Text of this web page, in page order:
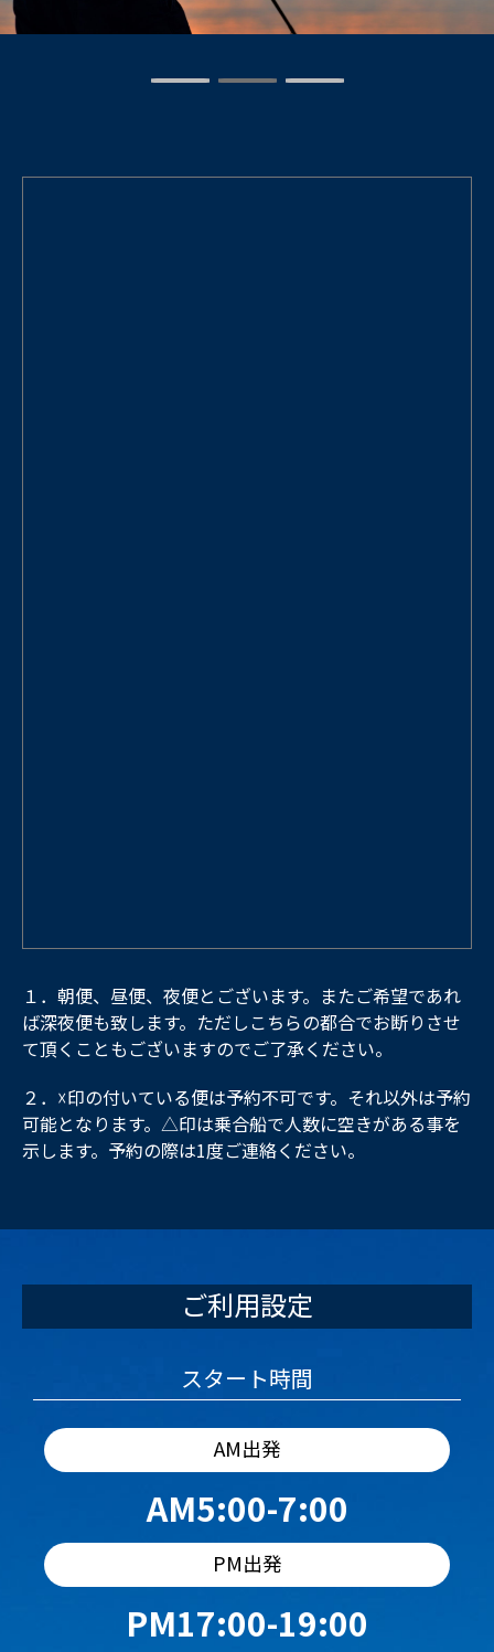
１．朝便、昼便、夜便とございます。またご希望であれ
ば深夜便も致します。ただしこちらの都合でお断りさせ
て頂くこともございますのでご了承ください。
２．☓印の付いている便は予約不可です。それ以外は予約
可能となります。△印は乗合船で人数に空きがある事を
示します。予約の際は1度ご連絡ください。
ご利用設定
スタート時間
AM出発
AM5:00-7:00
PM出発
PM17:00-19:00